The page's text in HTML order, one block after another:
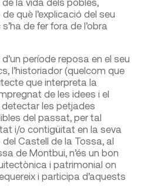
què l’explicació del seu
de fer fora de l’obra
període reposa en el seu
l’historiador (quelcom que
que interpreta la
de les idees i el
les petjades
del passat, per tal
i/o contigüitat en la seva
Castell de la Tossa, al
de Montbui, n’és un bon
i patrimonial on
i participa d’aquests